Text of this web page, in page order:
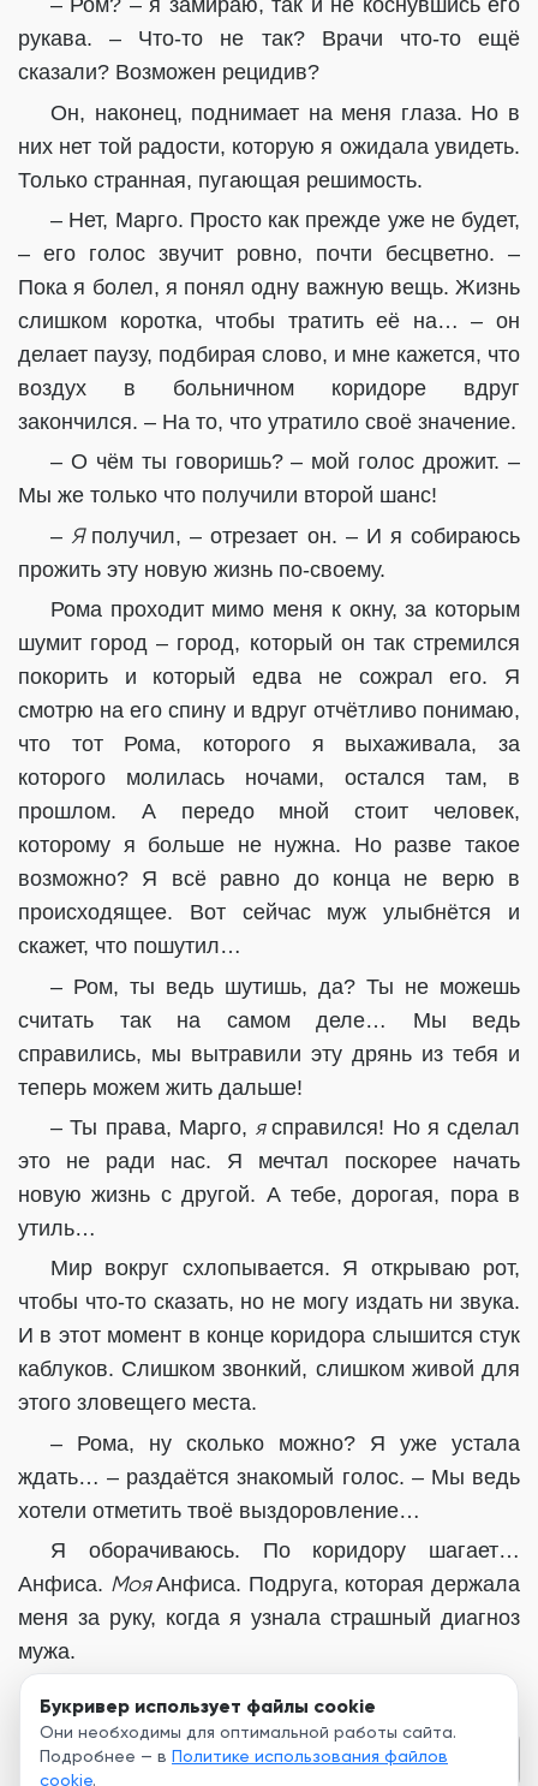
Букривер использует файлы cookie
Они необходимы для оптимальной работы сайта.
Подробнее — в Политике использования файлов
cookie.
– Ром? – я замираю, так и не коснувшись его
рукава. – Что-то не так? Врачи что-то ещё
сказали? Возможен рецидив?
Он, наконец, поднимает на меня глаза. Но в
них нет той радости, которую я ожидала увидеть.
Только странная, пугающая решимость.
– Нет, Марго. Просто как прежде уже не будет,
– его голос звучит ровно, почти бесцветно. –
Пока я болел, я понял одну важную вещь. Жизнь
слишком коротка, чтобы тратить её на… – он
делает паузу, подбирая слово, и мне кажется, что
воздух в больничном коридоре вдруг
закончился. – На то, что утратило своё значение.
– О чём ты говоришь? – мой голос дрожит. –
Мы же только что получили второй шанс!
– Я получил, – отрезает он. – И я собираюсь
прожить эту новую жизнь по-своему.
Рома проходит мимо меня к окну, за которым
шумит город – город, который он так стремился
покорить и который едва не сожрал его. Я
смотрю на его спину и вдруг отчётливо понимаю,
что тот Рома, которого я выхаживала, за
которого молилась ночами, остался там, в
прошлом. А передо мной стоит человек,
которому я больше не нужна. Но разве такое
возможно? Я всё равно до конца не верю в
происходящее. Вот сейчас муж улыбнётся и
скажет, что пошутил…
– Ром, ты ведь шутишь, да? Ты не можешь
считать так на самом деле… Мы ведь
справились, мы вытравили эту дрянь из тебя и
теперь можем жить дальше!
– Ты права, Марго, ясправился! Но я сделал
это не ради нас. Я мечтал поскорее начать
новую жизнь с другой. А тебе, дорогая, пора в
утиль…
Мир вокруг схлопывается. Я открываю рот,
чтобы что-то сказать, но не могу издать ни звука.
И в этот момент в конце коридора слышится стук
каблуков. Слишком звонкий, слишком живой для
этого зловещего места.
– Рома, ну сколько можно? Я уже устала
ждать… – раздаётся знакомый голос. – Мы ведь
хотели отметить твоё выздоровление…
Я оборачиваюсь. По коридору шагает…
Анфиса. МояАнфиса. Подруга, которая держала
меня за руку, когда я узнала страшный диагноз
мужа.
Глава 2